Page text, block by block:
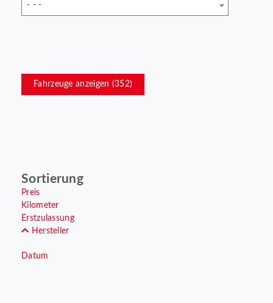
- - -
Fahrzeuge anzeigen (352)
Sortierung
Preis
Kilometer
Erstzulassung
Hersteller
Datum